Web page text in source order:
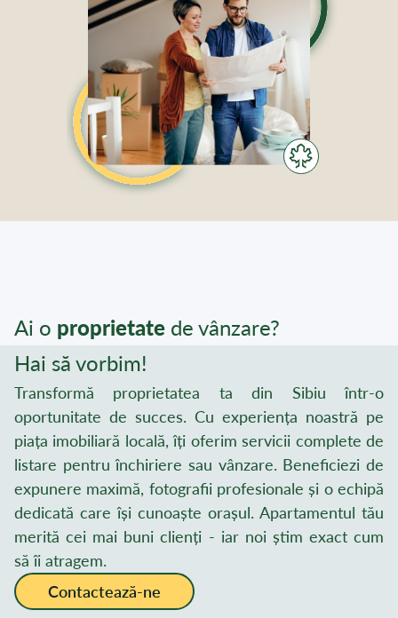
Ai o proprietate de vânzare?
Hai să vorbim!
Transformă proprietatea ta din Sibiu într-o
oportunitate de succes. Cu experiența noastră pe
piața imobiliară locală, îți oferim servicii complete de
listare pentru închiriere sau vânzare. Beneficiezi de
expunere maximă, fotografii profesionale și o echipă
dedicată care își cunoaște orașul. Apartamentul tău
merită cei mai buni clienți - iar noi știm exact cum
să îi atragem.
Contactează-ne